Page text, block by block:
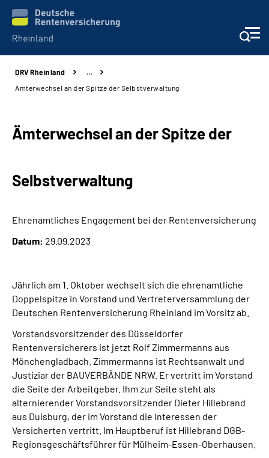
Aktuelles
Klinikverbund
Über uns
Inhalte in Gebärdensprache (DGS)
Leichte Sprache
Suche
Mein Kundenportal
DRV Rheinland
…
Ämterwechsel an der Spitze der Selbstverwaltung
Ämterwechsel an der Spitze der
Selbstverwaltung
Ehrenamtliches Engagement bei der Rentenversicherung
Datum: 29.09.2023
Jährlich am 1. Oktober wechselt sich die ehrenamtliche
Doppelspitze in Vorstand und Vertreterversammlung der
Deutschen Rentenversicherung Rheinland im Vorsitz ab.
Vorstandsvorsitzender des Düsseldorfer
Rentenversicherers ist jetzt Rolf Zimmermanns aus
Mönchengladbach. Zimmermanns ist Rechtsanwalt und
Justiziar der BAUVERBÄNDE NRW. Er vertritt im Vorstand
die Seite der Arbeitgeber. Ihm zur Seite steht als
alternierender Vorstandsvorsitzender Dieter Hillebrand
aus Duisburg, der im Vorstand die Interessen der
Versicherten vertritt. Im Hauptberuf ist Hillebrand DGB-
Regionsgeschäftsführer für Mülheim-Essen-Oberhausen.